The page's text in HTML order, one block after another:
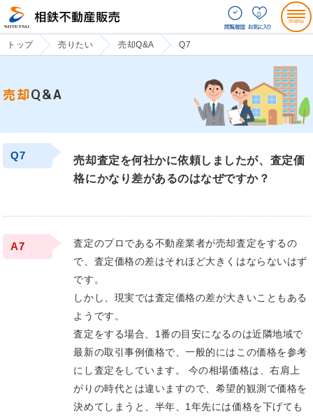
0
トップ 売りたい 売却Q&A Q7
売却Q&A
Q7
売却査定を何社かに依頼しましたが、査定価
格にかなり差があるのはなぜですか？
A7
査定のプロである不動産業者が売却査定をするの
で、査定価格の差はそれほど大きくはならないはず
です。
しかし、現実では査定価格の差が大きいこともある
ようです。
査定をする場合、1番の目安になるのは近隣地域で
最新の取引事例価格で、一般的にはこの価格を参考
にし査定をしています。 今の相場価格は、右肩上
がりの時代とは違いますので、希望的観測で価格を
決めてしまうと、半年、1年先には価格を下げても